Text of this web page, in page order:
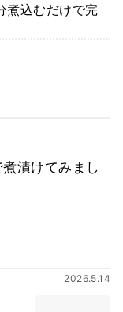
煮込むだけで完
漬けてみまし
2026.5.14